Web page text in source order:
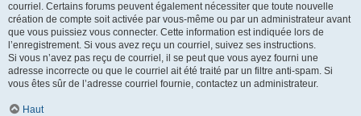
courriel. Certains forums peuvent également nécessiter que toute nouvelle
création de compte soit activée par vous-même ou par un administrateur avant
que vous puissiez vous connecter. Cette information est indiquée lors de
l’enregistrement. Si vous avez reçu un courriel, suivez ses instructions.
Si vous n’avez pas reçu de courriel, il se peut que vous ayez fourni une
adresse incorrecte ou que le courriel ait été traité par un filtre anti-spam. Si
vous êtes sûr de l’adresse courriel fournie, contactez un administrateur.
Haut